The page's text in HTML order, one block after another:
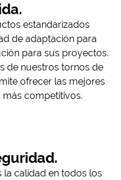
estandarizados
de adaptación para
para sus proyectos.
de nuestros tornos de
ofrecer las mejores
competitivos.
la calidad en todos los